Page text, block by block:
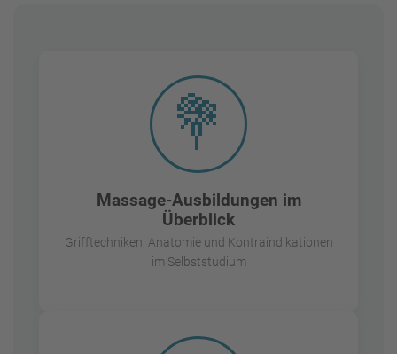
💐
Massage-Ausbildungen im
Überblick
Grifftechniken, Anatomie und Kontraindikationen
im Selbststudium